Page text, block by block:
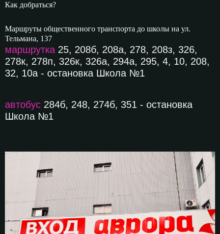
Как добраться?
Маршруты общественного транспорта до школы на ул.
Тельмана, 137
маршрутка 25, 208б, 208а, 278, 208з, 326,
278к, 278п, 326к, 326а, 294а, 295, 4, 10, 208,
32, 10а - остановка Школа №1
автобус 284б, 248, 274б, 351 - остановка
Школа №1